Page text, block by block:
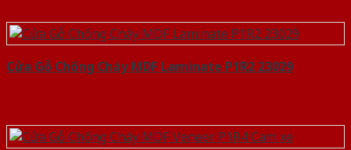
Cửa Gỗ Chống Cháy MDF Laminate P1R2 23029